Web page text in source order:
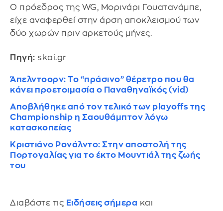
Ο πρόεδρος της WG, Μορινάρι Γουατανάμπε,
είχε αναφερθεί στην άρση αποκλεισμού των
δύο χωρών πριν αρκετούς μήνες.
Πηγή: skai.gr
Άπελντοορν: Το “πράσινο” θέρετρο που θα
κάνει προετοιμασία ο Παναθηναϊκός (vid)
Αποβλήθηκε από τον τελικό των playoffs της
Championship η Σαουθάμπτον λόγω
κατασκοπείας
Κριστιάνο Ρονάλντο: Στην αποστολή της
Πορτογαλίας για το έκτο Μουντιάλ της ζωής
του
Διαβάστε τις Ειδήσεις σήμερα και